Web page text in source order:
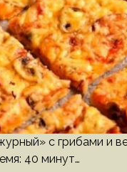
с грибами и
40 минут…